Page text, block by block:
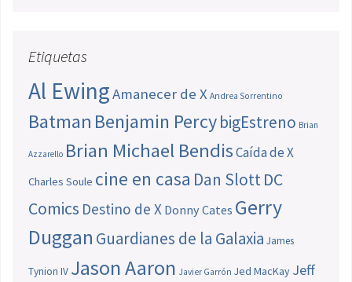
Etiquetas
Al EwingAmanecer de X Andrea Sorrentino
Batman Benjamin PercybigEstreno Brian
Azzarello Brian Michael BendisCaída de X
Charles Soule cine en casa Dan SlottDC
Comics Destino de X Donny Cates Gerry
Duggan Guardianes de la Galaxia James
Tynion IV Jason Aaron Javier Garrón Jed MacKay Jeff